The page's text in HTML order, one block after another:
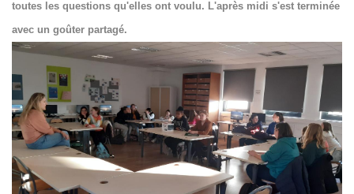
toutes les questions qu'elles ont voulu. L'après midi s'est terminée
avec un goûter partagé.